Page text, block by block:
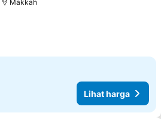
Makkah
Lihat harga